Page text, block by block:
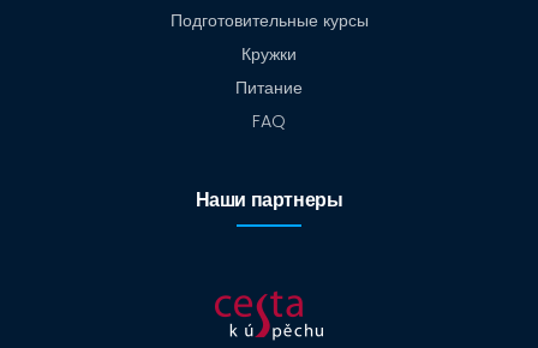
Подготовительные курсы
Кружки
Питание
FAQ
Наши партнеры